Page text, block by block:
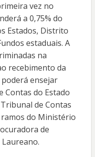
vez no
a 0,75% do
Estados, Distrito
estaduais. A
na
recebimento da
ensejar
Contas do Estado
de Contas
ramos do Ministério
de
Laureano.